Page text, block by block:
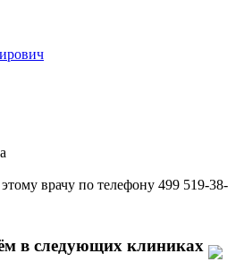
врачу по телефону 499 519-38-
в следующих клиниках